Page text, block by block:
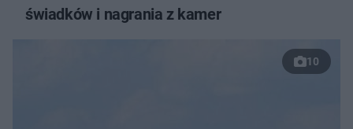
świadków i nagrania z kamer
10